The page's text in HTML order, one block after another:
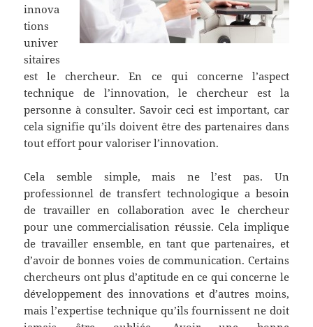
innova
tions
univer
sitaires
est le chercheur. En ce qui concerne l’aspect
technique de l’innovation, le chercheur est la
personne à consulter. Savoir ceci est important, car
cela signifie qu’ils doivent être des partenaires dans
tout effort pour valoriser l’innovation.
Cela semble simple, mais ne l’est pas. Un
professionnel de transfert technologique a besoin
de travailler en collaboration avec le chercheur
pour une commercialisation réussie. Cela implique
de travailler ensemble, en tant que partenaires, et
d’avoir de bonnes voies de communication. Certains
chercheurs ont plus d’aptitude en ce qui concerne le
développement des innovations et d’autres moins,
mais l’expertise technique qu’ils fournissent ne doit